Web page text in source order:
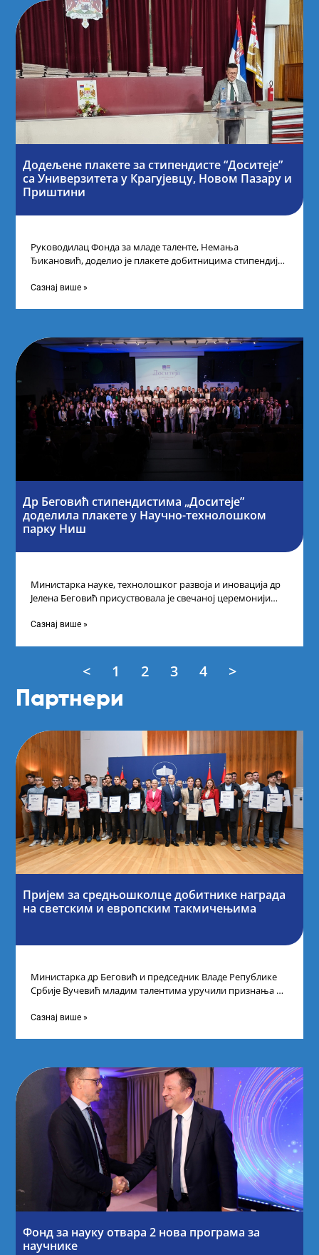
Додељене плакете за стипендисте “Доситеје”
са Универзитета у Крагујевцу, Новом Пазару и
Приштини
Руководилац Фонда за младе таленте, Немања
Ђикановић, доделио је плакете добитницима стипендије
Сазнај више »
Др Беговић стипендистима „Доситеје”
доделила плакете у Научно-технолошком
парку Ниш
Министарка науке, технолошког развоја и иновација др
Јелена Беговић присуствовала је свечаној церемонији
„Доситеја” Фонда
Сазнај више »
< 1 2 3 4 >
Партнери
Пријем за средњошколце добитнике награда
на светским и европским такмичењима
Министарка др Беговић и председник Владе Републике
Србије Вучевић младим талентима уручили признања У
Сазнај више »
Фонд за науку отвара 2 нова програма за
научнике